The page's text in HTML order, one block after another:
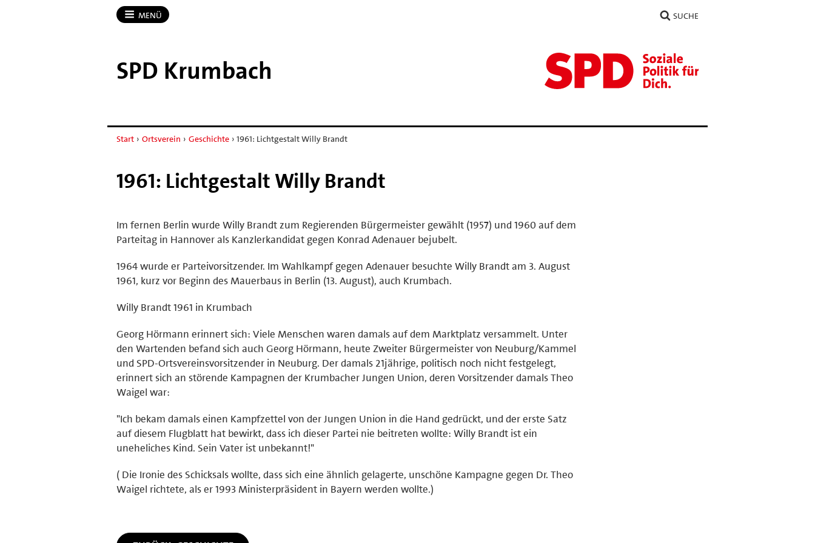
MENÜ SUCHE
SPD Krumbach
Start › Ortsverein › Geschichte › 1961: Lichtgestalt Willy Brandt
1961: Lichtgestalt Willy Brandt
Im fernen Berlin wurde Willy Brandt zum Regierenden Bürgermeister gewählt (1957) und 1960 auf dem
Parteitag in Hannover als Kanzlerkandidat gegen Konrad Adenauer bejubelt.
1964 wurde er Parteivorsitzender. Im Wahlkampf gegen Adenauer besuchte Willy Brandt am 3. August
1961, kurz vor Beginn des Mauerbaus in Berlin (13. August), auch Krumbach.
Willy Brandt 1961 in Krumbach
Georg Hörmann erinnert sich: Viele Menschen waren damals auf dem Marktplatz versammelt. Unter
den Wartenden befand sich auch Georg Hörmann, heute Zweiter Bürgermeister von Neuburg/Kammel
und SPD-Ortsvereinsvorsitzender in Neuburg. Der damals 21jährige, politisch noch nicht festgelegt,
erinnert sich an störende Kampagnen der Krumbacher Jungen Union, deren Vorsitzender damals Theo
Waigel war:
"Ich bekam damals einen Kampfzettel von der Jungen Union in die Hand gedrückt, und der erste Satz
auf diesem Flugblatt hat bewirkt, dass ich dieser Partei nie beitreten wollte: Willy Brandt ist ein
uneheliches Kind. Sein Vater ist unbekannt!"
( Die Ironie des Schicksals wollte, dass sich eine ähnlich gelagerte, unschöne Kampagne gegen Dr. Theo
Waigel richtete, als er 1993 Ministerpräsident in Bayern werden wollte.)